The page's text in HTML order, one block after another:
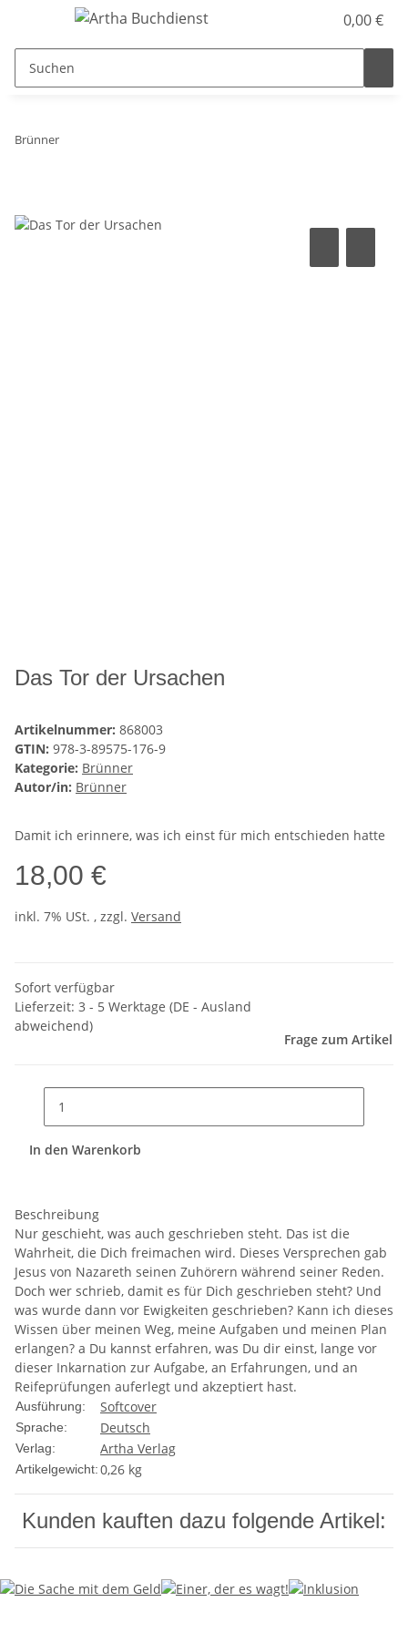
0,00 €
Brünner
Das Tor der Ursachen
Artikelnummer: 868003
GTIN: 978-3-89575-176-9
Kategorie: Brünner
Autor/in: Brünner
Damit ich erinnere, was ich einst für mich entschieden hatte
18,00 €
inkl. 7% USt. , zzgl. Versand
Sofort verfügbar
Lieferzeit: 3 - 5 Werktage (DE - Ausland
abweichend)
Frage zum Artikel
In den Warenkorb
Beschreibung
Nur geschieht, was auch geschrieben steht. Das ist die
Wahrheit, die Dich freimachen wird. Dieses Versprechen gab
Jesus von Nazareth seinen Zuhörern während seiner Reden.
Doch wer schrieb, damit es für Dich geschrieben steht? Und
was wurde dann vor Ewigkeiten geschrieben? Kann ich dieses
Wissen über meinen Weg, meine Aufgaben und meinen Plan
erlangen? a Du kannst erfahren, was Du dir einst, lange vor
dieser Inkarnation zur Aufgabe, an Erfahrungen, und an
Reifeprüfungen auferlegt und akzeptiert hast.
Ausführung: Softcover
Sprache: Deutsch
Verlag: Artha Verlag
Artikelgewicht:0,26 kg
Kunden kauften dazu folgende Artikel: